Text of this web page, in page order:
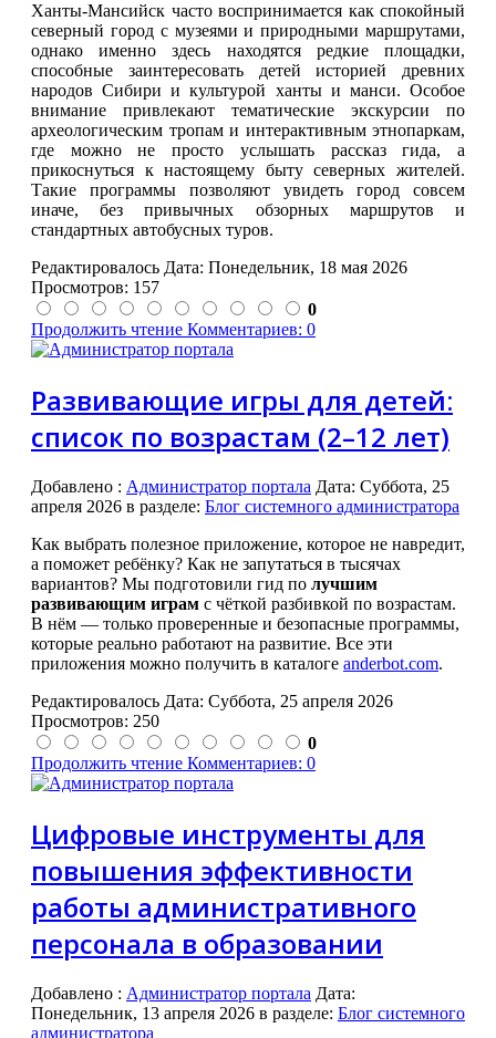
Ханты-Мансийск часто воспринимается как спокойный
северный город с музеями и природными маршрутами,
однако именно здесь находятся редкие площадки,
способные заинтересовать детей историей древних
народов Сибири и культурой ханты и манси. Особое
внимание привлекают тематические экскурсии по
археологическим тропам и интерактивным этнопаркам,
где можно не просто услышать рассказ гида, а
прикоснуться к настоящему быту северных жителей.
Такие программы позволяют увидеть город совсем
иначе, без привычных обзорных маршрутов и
стандартных автобусных туров.
Редактировалось Дата: Понедельник, 18 мая 2026
Просмотров: 157
0
Продолжить чтение Комментариев: 0
Развивающие игры для детей:
список по возрастам (2–12 лет)
Добавлено : Администратор портала Дата: Суббота, 25
апреля 2026 в разделе: Блог системного администратора
Как выбрать полезное приложение, которое не навредит,
а поможет ребёнку? Как не запутаться в тысячах
вариантов? Мы подготовили гид по лучшим
развивающим играм с чёткой разбивкой по возрастам.
В нём — только проверенные и безопасные программы,
которые реально работают на развитие. Все эти
приложения можно получить в каталоге anderbot.com.
Редактировалось Дата: Суббота, 25 апреля 2026
Просмотров: 250
0
Продолжить чтение Комментариев: 0
Цифровые инструменты для
повышения эффективности
работы административного
персонала в образовании
Добавлено : Администратор портала Дата:
Понедельник, 13 апреля 2026 в разделе: Блог системного
администратора